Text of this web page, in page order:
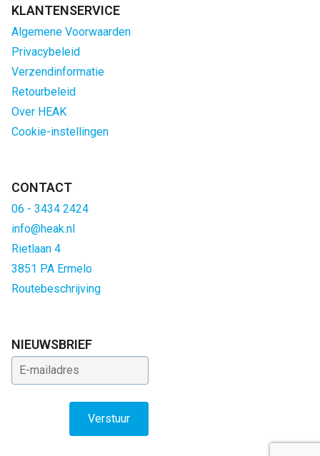
KLANTENSERVICE
Algemene Voorwaarden
Privacybeleid
Verzendinformatie
Retourbeleid
Over HEAK
Cookie-instellingen
CONTACT
06 - 3434 2424
info@heak.nl
Rietlaan 4
3851 PA Ermelo
Routebeschrijving
NIEUWSBRIEF
E-mailadres